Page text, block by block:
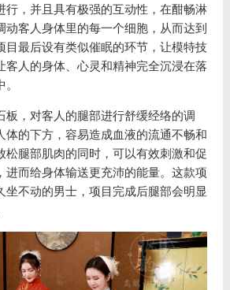
行，并且具有极强的互动性，在酣畅淋
动客人身体里的每一个细胞，从而达到
目最后设有类似催眠的环节，让模特技
客人的身体、心灵和精神完全沉浸在落
板，对客人的腿部进行舒缓经络的调
体的下方，容易造成血液的流通不畅和
松腿部肌肉的同时，可以有效刺激和促
进而给身体输送更充沛的能量。这款项
坐不动的男士，项目完成后腿部会明显